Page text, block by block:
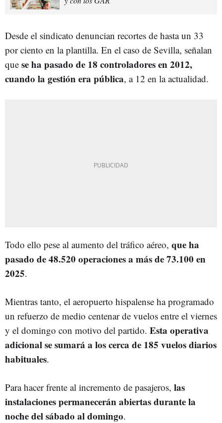
Desde el sindicato denuncian recortes de hasta un 33
por ciento en la plantilla. En el caso de Sevilla, señalan
que se ha pasado de 18 controladores en 2012,
cuando la gestión era pública, a 12 en la actualidad.
Todo ello pese al aumento del tráfico aéreo, que ha
pasado de 48.520 operaciones a más de 73.100 en
2025.
Mientras tanto, el aeropuerto hispalense ha programado
un refuerzo de medio centenar de vuelos entre el viernes
y el domingo con motivo del partido. Esta operativa
adicional se sumará a los cerca de 185 vuelos diarios
habituales.
Para hacer frente al incremento de pasajeros, las
instalaciones permanecerán abiertas durante la
noche del sábado al domingo.